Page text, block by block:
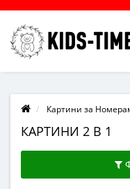
Картини за
КАРТИНИ 2 В 1